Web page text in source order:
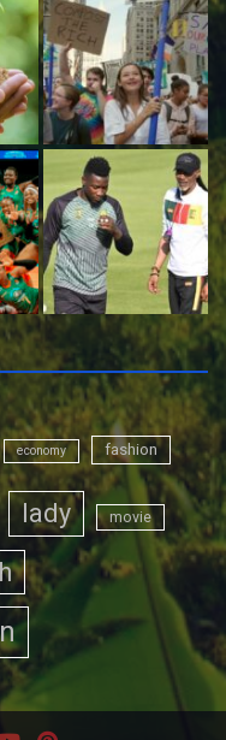
economy fashion
lady movie